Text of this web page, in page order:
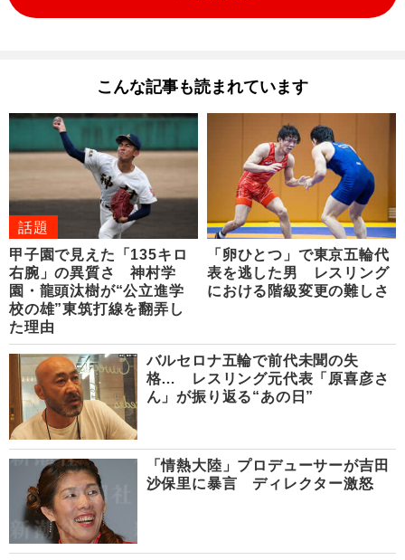
こんな記事も読まれています
話題
甲子園で見えた「135キロ
右腕」の異質さ 神村学
園・龍頭汰樹が“公立進学
校の雄”東筑打線を翻弄し
た理由
「卵ひとつ」で東京五輪代
表を逃した男 レスリング
における階級変更の難しさ
バルセロナ五輪で前代未聞の失
格… レスリング元代表「原喜彦さ
ん」が振り返る“あの日”
「情熱大陸」プロデューサーが吉田
沙保里に暴言 ディレクター激怒